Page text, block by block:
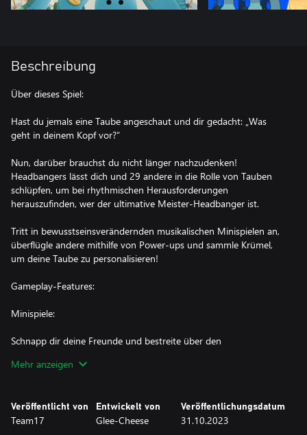
Beschreibung
Über dieses Spiel:
Hast du jemals eine Taube angeschaut und dir gedacht: „Was
geht in deinem Kopf vor?“
Nun, darüber brauchst du nicht länger nachzudenken!
Headbangers lässt dich und 29 andere in die Rolle von Tauben
schlüpfen, um bei rhythmischen Herausforderungen
herauszufinden, wer der ultimative Meister-Headbanger ist.
Tritt in bewusstseinsverändernden musikalischen Minispielen an,
überflügle andere mithilfe von Power-ups und sammle Krümel,
um deine Taube zu personalisieren!
Gameplay-Features:
Minispiele:
Schnapp dir deine Freunde und bestreite über den
stehen 23 Minispiele über 4 Runden zur Verfügung und jedes
jeder Runde steigt der Schwierigkeitsgrad, was sich auch in der
Musik widerspiegelt – behalte also einen kühlen Kopf und
Mehr anzeigen
Veröffentlicht von
Team17
Entwickelt von
Glee-Cheese
Veröffentlichungsdatum
31.10.2023